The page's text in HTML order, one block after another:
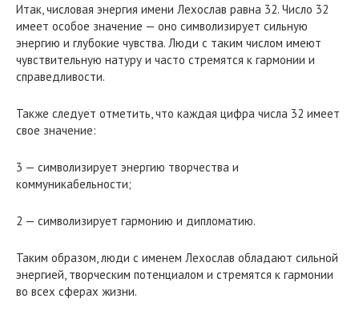
Итак, числовая энергия имени Лехослав равна 32. Число 32
имеет особое значение — оно символизирует сильную
энергию и глубокие чувства. Люди с таким числом имеют
чувствительную натуру и часто стремятся к гармонии и
справедливости.
Также следует отметить, что каждая цифра числа 32 имеет
свое значение:
3 — символизирует энергию творчества и
коммуникабельности;
2 — символизирует гармонию и дипломатию.
Таким образом, люди с именем Лехослав обладают сильной
энергией, творческим потенциалом и стремятся к гармонии
во всех сферах жизни.